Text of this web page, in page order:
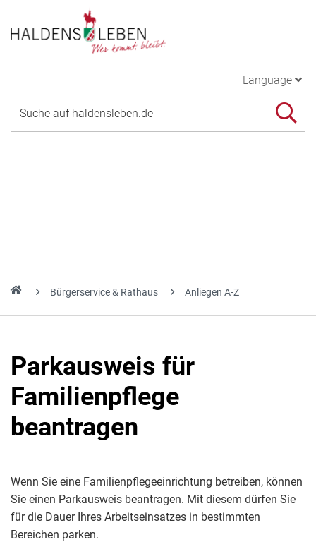
Language
Bürgerservice & Rathaus Anliegen A-Z
Parkausweis für
Familienpflege
beantragen
Wenn Sie eine Familienpflegeeinrichtung betreiben, können
Sie einen Parkausweis beantragen. Mit diesem dürfen Sie
für die Dauer Ihres Arbeitseinsatzes in bestimmten
Bereichen parken.